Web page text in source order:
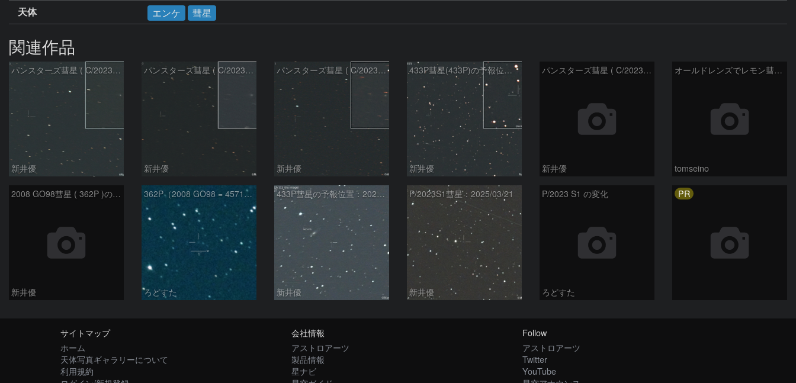
天体
エンケ 彗星
関連作品
パンスターズ彗星 ( C/2023R1 )：2026/07/09
新井優
パンスターズ彗星 ( C/2023R1 ) ：2026/07/08
新井優
パンスターズ彗星 ( C/2023R1 ) ：2026/05/20
新井優
433P彗星(433P)の予報位置：2026/05/30
新井優
パンスターズ彗星 ( C/2023R1 ) ：2026/05/30
新井優
オールドレンズでレモン彗星11/9
tomseino
2008 GO98彗星 ( 362P )の予報位置：2025/09/25
新井優
362P（2008 GO98 = 457175）
ろどすた
433P彗星の予報位置：2025/05/04
新井優
P/2023S1彗星：2025/03/21
新井優
P/2023 S1 の変化
ろどすた
PR
サイトマップ
ホーム
天体写真ギャラリーについて
利用規約
会社情報
アストロアーツ
製品情報
星ナビ
Follow
アストロアーツ
Twitter
YouTube